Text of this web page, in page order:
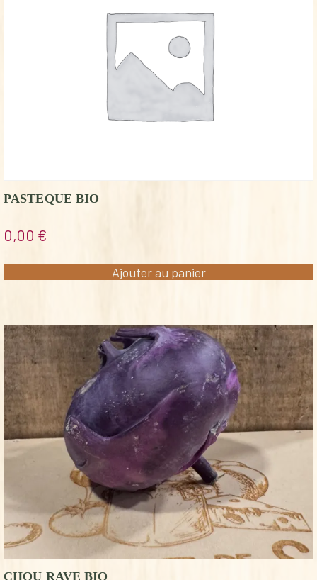
PASTEQUE BIO
0,00 €
Ajouter au panier
CHOU RAVE BIO